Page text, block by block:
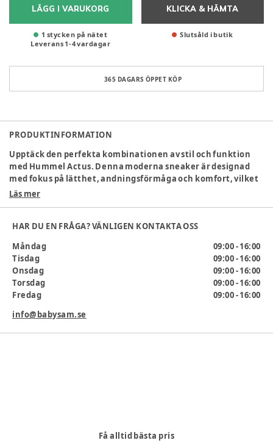
LÄGG I VARUKORG
1 stycken på nätet
Leverans 1-4vardagar
KLICKA & HÄMTA
Slutsåld i butik
365 DAGARS ÖPPET KÖP
PRODUKTINFORMATION
Upptäck den perfekta kombinationen av stil och funktion
med Hummel Actus. Denna moderna sneaker är designad
med fokus på lätthet, andningsförmåga och komfort, vilket
gör den idealisk för både vardagsbruk och aktiv lek på
Invändigt mått:
Storlek 21: 12,6 cm
Storlek 22: 13 cm
Storlek 23: 13,8 cm
Storlek 24: 14,6 cm
Storlek 25: 15,4 cm
Storlek 26: 16,1 cm
Storlek 27: 16,7 cm
Passform:
Danmark, OnlinesupportDK@hummel.dk, www.hummel.dk
Läs mer
HAR DU EN FRÅGA? VÄNLIGEN KONTAKTA OSS
Måndag
09:00 - 16:00
Tisdag
09:00 - 16:00
Onsdag
09:00 - 16:00
Torsdag
09:00 - 16:00
Fredag
09:00 - 16:00
info@babysam.se
Få alltid bästa pris